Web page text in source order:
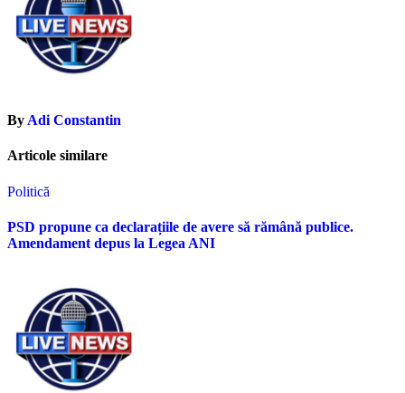
By Adi Constantin
Articole similare
Politică
PSD propune ca declarațiile de avere să rămână publice.
Amendament depus la Legea ANI